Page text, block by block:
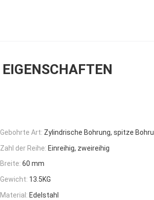
EIGENSCHAFTEN
Gebohrte Art: Zylindrische Bohrung, spitze
Zahl der Reihe: Einreihig, zweireihig
Breite: 60 mm
Gewicht: 13.5KG
Material: Edelstahl